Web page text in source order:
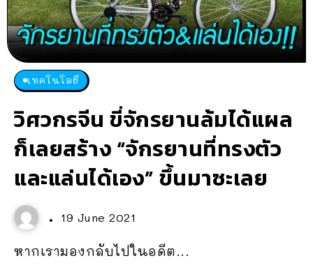
เทคโนโลยี
วิศวกรจีน ขี่จักรยานล้มได้แผล
ก็เลยสร้าง “จักรยานที่ทรงตัว
และแล่นได้เอง” ขึ้นมาซะเลย
19 June 2021
หากเรามองกลับไปในอดีต...